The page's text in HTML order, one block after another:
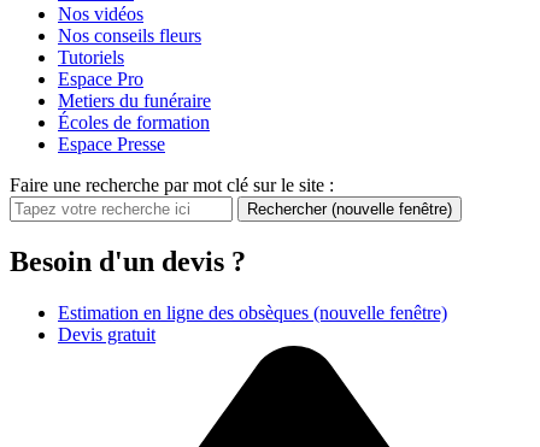
Nos vidéos
Nos conseils fleurs
Tutoriels
Espace Pro
Metiers du funéraire
Écoles de formation
Espace Presse
Faire une recherche par mot clé sur le site :
Rechercher (nouvelle fenêtre)
Besoin d'un devis ?
Estimation en ligne des obsèques (nouvelle fenêtre)
Devis gratuit